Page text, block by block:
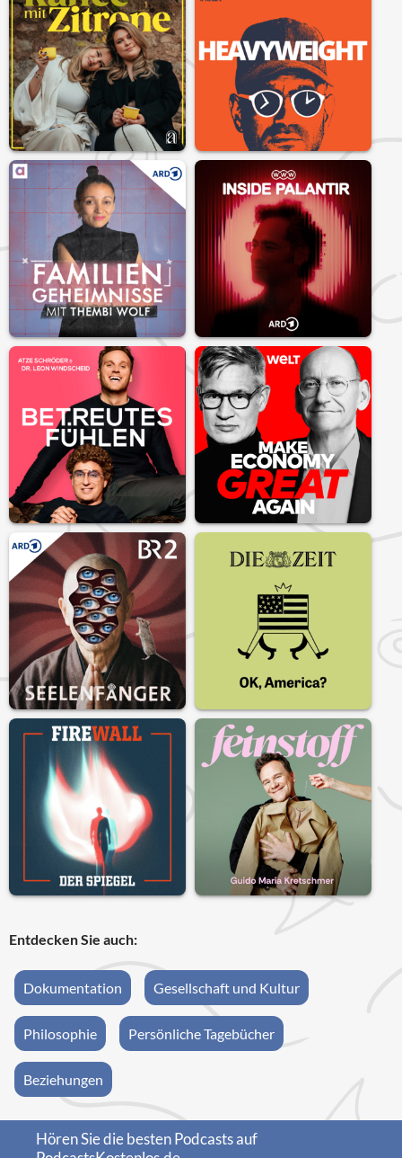
Entdecken Sie auch:
Dokumentation Gesellschaft und Kultur
Philosophie Persönliche Tagebücher
Beziehungen
Hören Sie die besten Podcasts auf